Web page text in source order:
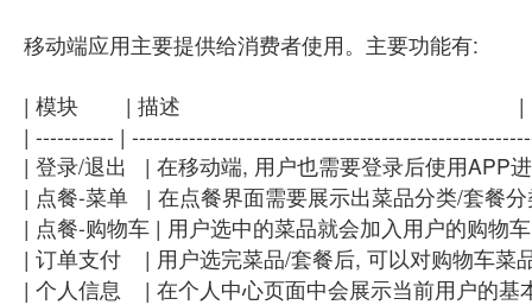
移动端应用主要提供给消费者使用。主要功能有:
| 模块 | 描述 |
| ----------- |
| 登录/退出 | 在移动端, 用户也需要登录后
| 点餐-菜单 | 在点餐界面需要展示出菜品分类/套餐
| 点餐-购物车 | 用户选中的菜品就会加入用户的购物
| 订单支付 | 用户选完菜品/套餐后, 可以对购物车菜
| 个人信息 | 在个人中心页面中会展示当前用户的基